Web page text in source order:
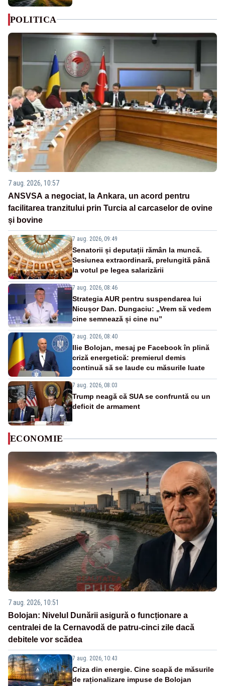
POLITICA
7 aug. 2026, 10:57
ANSVSA a negociat, la Ankara, un acord pentru
facilitarea tranzitului prin Turcia al carcaselor de ovine
și bovine
7 aug. 2026, 09:49
Senatorii și deputații rămân la muncă.
Sesiunea extraordinară, prelungită până
la votul pe legea salarizării
7 aug. 2026, 08:46
Strategia AUR pentru suspendarea lui
Nicușor Dan. Dungaciu: „Vrem să vedem
cine semnează și cine nu”
7 aug. 2026, 08:40
Ilie Bolojan, mesaj pe Facebook în plină
criză energetică: premierul demis
continuă să se laude cu măsurile luate
7 aug. 2026, 08:03
Trump neagă că SUA se confruntă cu un
deficit de armament
ECONOMIE
7 aug. 2026, 10:51
Bolojan: Nivelul Dunării asigură o funcționare a
centralei de la Cernavodă de patru-cinci zile dacă
debitele vor scădea
7 aug. 2026, 10:43
Criza din energie. Cine scapă de măsurile
de raționalizare impuse de Bolojan